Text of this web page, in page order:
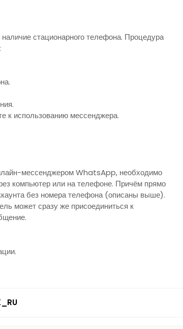
стационарного телефона. Процедура
к использованию мессенджера.
мессенджером WhatsApp, необходимо
компьютер или на телефоне. Причём прямо
без номера телефона (описаны выше).
может сразу же присоединиться к